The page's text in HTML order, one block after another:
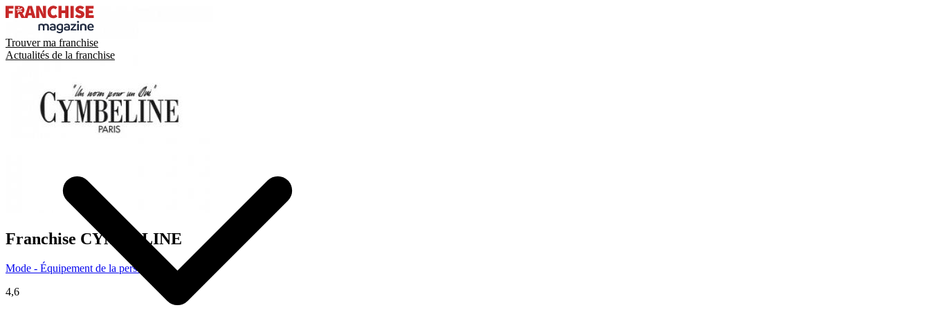
Trouver ma franchise
Actualités de la franchise
Franchise CYMBELINE
Mode - Équipement de la personne
4,6